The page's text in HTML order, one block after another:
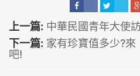
上一篇: 中華民國青年大使
下一篇: 家有珍寶值多少?
吧!